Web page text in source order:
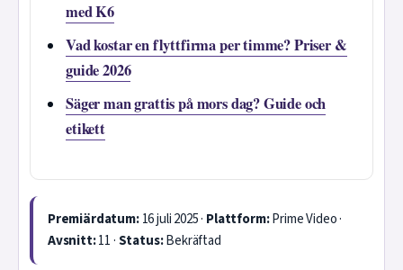
med K6
Vad kostar en flyttfirma per timme? Priser &
guide 2026
Säger man grattis på mors dag? Guide och
etikett
Premiärdatum:16 juli 2025 · Plattform:Prime Video ·
Avsnitt:11 ·Status:Bekräftad